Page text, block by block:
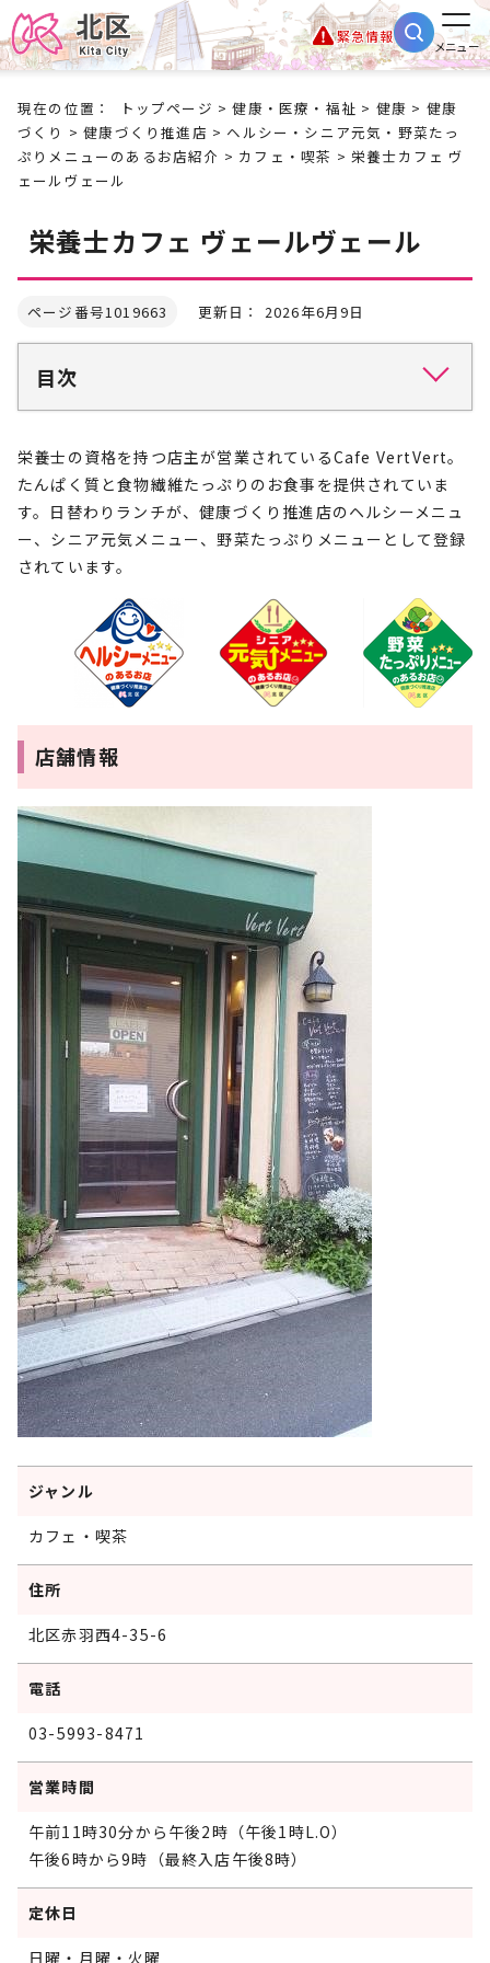
緊急情報
メニュー
現在の位置： トップページ >健康・医療・福祉 > 健康 > 健康
づくり >健康づくり推進店 > ヘルシー・シニア元気・野菜たっ
ぷりメニューのあるお店紹介 > カフェ・喫茶 > 栄養士カフェ ヴ
ェールヴェール
栄養士カフェ ヴェールヴェール
ページ番号1019663 更新日： 2026年6月9日
目次
栄養士の資格を持つ店主が営業されているCafe VertVert。
たんぱく質と食物繊維たっぷりのお食事を提供されていま
す。日替わりランチが、健康づくり推進店のヘルシーメニュ
ー、シニア元気メニュー、野菜たっぷりメニューとして登録
されています。
店舗情報
ジャンル
カフェ・喫茶
住所
北区赤羽西4-35-6
電話
03-5993-8471
営業時間
午前11時30分から午後2時（午後1時L.O）
午後6時から9時（最終入店午後8時）
定休日
日曜・月曜・火曜